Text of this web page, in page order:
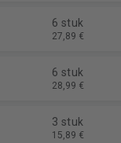
6 stuk
27,89 €
6 stuk
28,99 €
3 stuk
15,89 €